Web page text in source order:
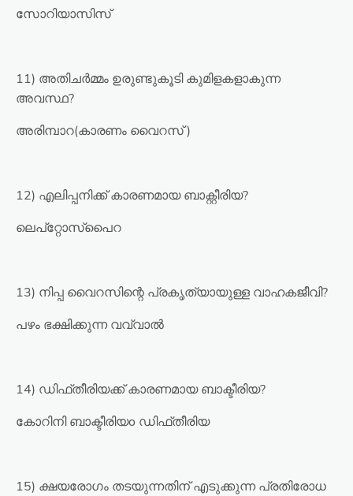
സോറിയാസിസ്
11) അതിചർമ്മം ഉരുണ്ടുകൂടി കുമിളകളാകുന്ന
അവസ്ഥ?
അരിമ്പാറ(കാരണം വൈറസ് )
12) എലിപ്പനിക്ക് കാരണമായ ബാക്റ്റീരിയ?
ലെപ്റ്റോസ്‌പൈറ
13) നിപ്പ വൈറസിന്റെ പ്രകൃത്യായുള്ള വാഹകജീവി?
പഴം ഭക്ഷിക്കുന്ന വവ്വാൽ
14) ഡിഫ്തീരിയക്ക് കാരണമായ ബാക്ടീരിയ?
കോറിനി ബാക്ടീരിയo ഡിഫ്തീരിയ
15) ക്ഷയരോഗം തടയുന്നതിന് എടുക്കുന്ന പ്രതിരോധ